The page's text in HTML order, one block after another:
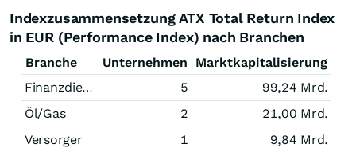
Indexzusammensetzung ATX Total Return Index
in EUR (Performance Index) nach Branchen
Branche Unternehmen
Marktkapitalisierung
Finanzdienstleistungen
5
99,24 Mrd.
Öl/Gas
2
21,00 Mrd.
Versorger
1
9,84 Mrd.